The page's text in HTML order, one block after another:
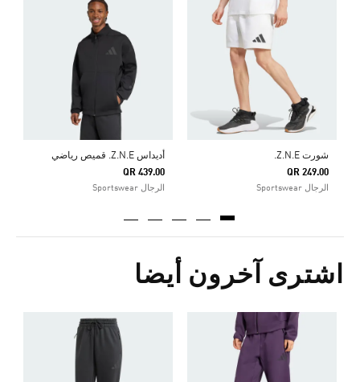
شورت Z.N.E.
QR 249.00
الرجال Sportswear
أديداس Z.N.E. قميص رياضي
QR 439.00
الرجال Sportswear
Price Reduced From
اشترى آخرون أيضا